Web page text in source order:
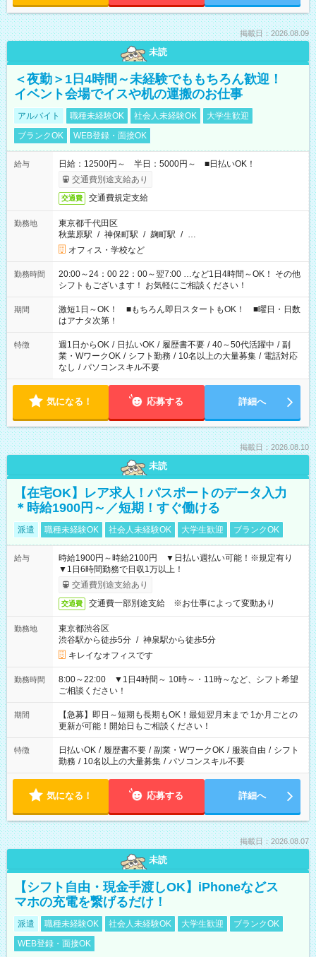
掲載日：2026.08.09
未読
＜夜勤＞1日4時間～未経験でももちろん歓迎！
イベント会場でイスや机の運搬のお仕事
アルバイト 職種未経験OK 社会人未経験OK
大学生歓迎
ブランクOK
WEB登録・面接OK
給与
日給：12500円～ 半日：5000円～ ■日払いOK！
交通費別途支給あり
交通費 交通費規定支給
勤務地
東京都千代田区
秋葉原駅 / 神保町駅 / 麹町駅 / …
オフィス・学校など
勤務時間
20:00～24：00 22：00～翌7:00 …など1日4時間～OK！ その他
シフトもございます！ お気軽にご相談ください！
期間
激短1日～OK！ ■もちろん即日スタートもOK！ ■曜日・日数
はアナタ次第！
特徴 週1日からOK / 日払いOK / 履歴書不要 / 40～50代活躍中 / 副
業・WワークOK / シフト勤務 / 10名以上の大量募集 / 電話対応
なし / パソコンスキル不要
気になる！ 応募する 詳細へ
掲載日：2026.08.10
未読
【在宅OK】レア求人！パスポートのデータ入力
＊時給1900円～／短期！すぐ働ける
派遣 職種未経験OK 社会人未経験OK 大学生歓迎 ブランクOK
給与
時給1900円～時給2100円 ▼日払い週払い可能！※規定有り
▼1日6時間勤務で日収1万以上！
交通費別途支給あり
交通費 交通費一部別途支給 ※お仕事によって変動あり
勤務地
東京都渋谷区
渋谷駅から徒歩5分 / 神泉駅から徒歩5分
キレイなオフィスです
勤務時間
8:00～22:00 ▼1日4時間～ 10時～・11時～など、シフト希望
ご相談ください！
期間
【急募】即日～短期も長期もOK！最短翌月末まで 1か月ごとの
更新が可能！開始日もご相談ください！
特徴 日払いOK / 履歴書不要 / 副業・WワークOK / 服装自由 / シフト
勤務 / 10名以上の大量募集 / パソコンスキル不要
気になる！ 応募する 詳細へ
掲載日：2026.08.07
未読
【シフト自由・現金手渡しOK】iPhoneなどス
マホの充電を繋げるだけ！
派遣 職種未経験OK 社会人未経験OK 大学生歓迎
ブランクOK
WEB登録・面接OK